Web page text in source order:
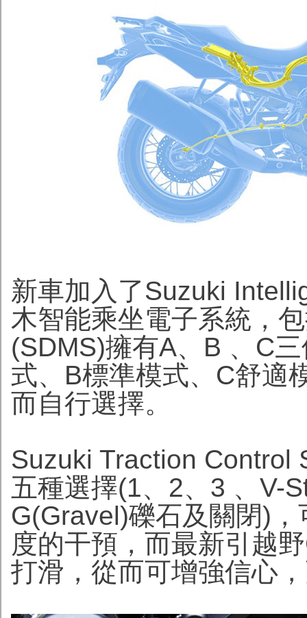
新車加入了Suzuki
木智能乘坐電子系統，
(SDMS)擁有A、B 、C
式、B標準模式、C舒適
而自行選擇。
Suzuki Traction Control
五種選擇(1、2、3 、V-
G(Gravel)礫石及關閉)
度的干預，而最新引越
打滑，從而可增強信心